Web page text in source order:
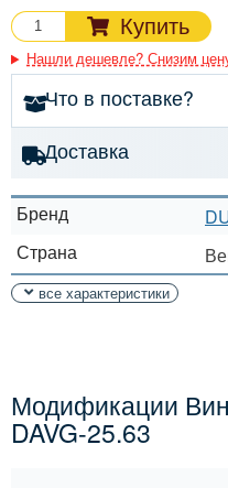
Бренд
Страна
все характеристики
Купить
Нашли дешевле? Снизим
Что в поставке?
Доставка
Модификации
DAVG-25.63